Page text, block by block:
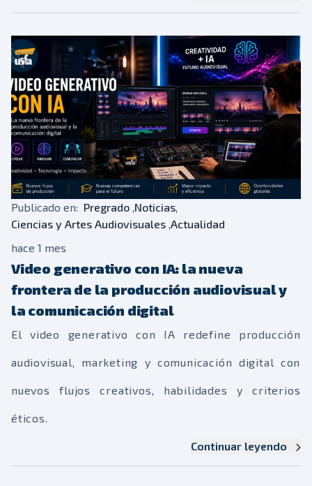
espacios de intercambio con profesionales del
sector cinematográfico y audiovisual, fortaleciendo
la proyección internacional de los estudiantes de
carreras de “Comunicación Estratégica, Multimedia
y Digital” y “Ciencias y Artes Audiovisuales”.
Publicado en: Pregrado ,Noticias,
Ciencias y Artes Audiovisuales ,Actualidad
hace 1 mes
Video generativo con IA: la nueva
frontera de la producción audiovisual y
la comunicación digital
El video generativo con IA redefine producción
audiovisual, marketing y comunicación digital con
nuevos flujos creativos, habilidades y criterios
éticos.
Continuar leyendo